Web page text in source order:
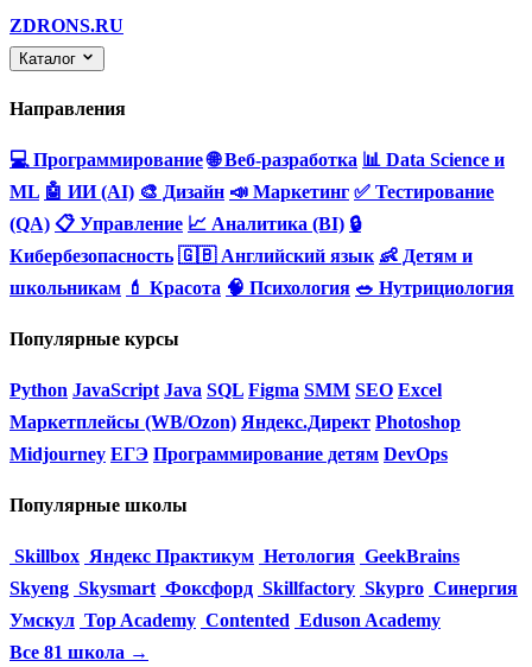
ZDRONS.RU
Каталог
Направления
💻 Программирование 🌐 Веб-разработка 📊 Data Science и
ML 🤖 ИИ (AI) 🎨 Дизайн 📣 Маркетинг ✅ Тестирование
(QA) 📋 Управление 📈 Аналитика (BI) 🔒
Кибербезопасность 🇬🇧 Английский язык 👶 Детям и
школьникам 💄 Красота 🧠 Психология 🥗 Нутрициология
Популярные курсы
Python JavaScript Java SQL Figma SMM SEO Excel
Маркетплейсы (WB/Ozon) Яндекс.Директ Photoshop
Midjourney ЕГЭ Программирование детям DevOps
Популярные школы
Skillbox Яндекс Практикум Нетология GeekBrains
Skyeng Skysmart Фоксфорд Skillfactory Skypro Синергия
Умскул Top Academy Contented Eduson Academy
Все 81 школа →